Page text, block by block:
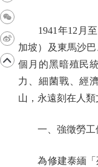
1941年12月至
加坡）及東馬沙
個月的黑暗殖民
力、細菌戰、經
山，永遠刻在人類
一、強徵勞工
為修建泰緬「